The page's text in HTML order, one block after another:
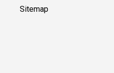
Sitemap